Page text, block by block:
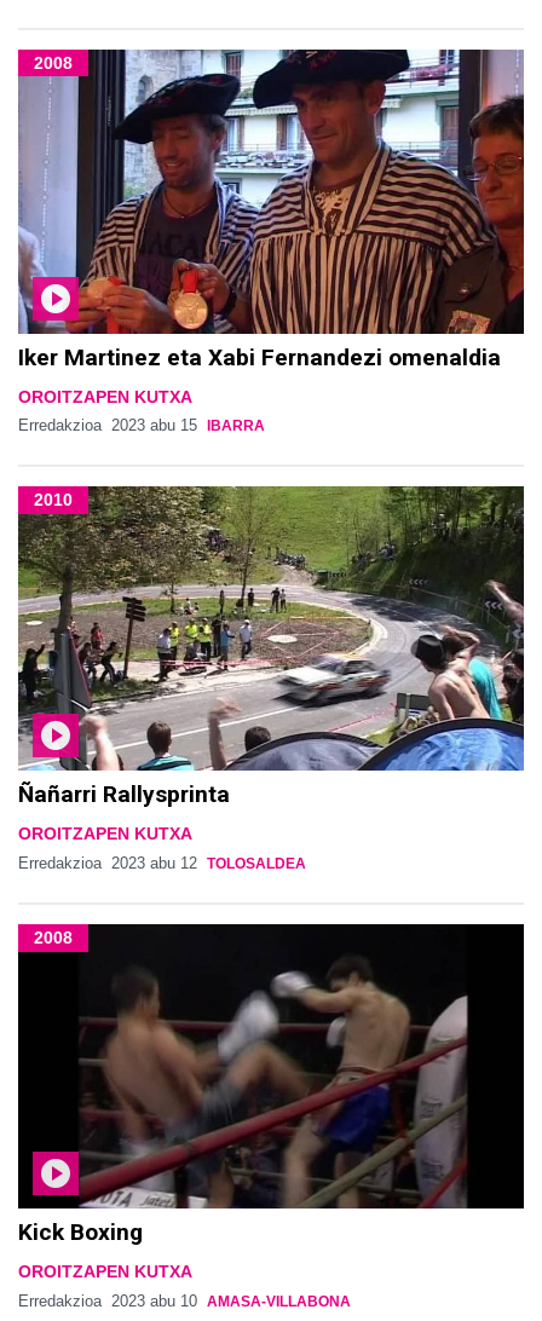
2008
Iker Martinez eta Xabi Fernandezi omenaldia
OROITZAPEN KUTXA
Erredakzioa 2023 abu 15 IBARRA
2010
Ñañarri Rallysprinta
OROITZAPEN KUTXA
Erredakzioa 2023 abu 12 TOLOSALDEA
2008
Kick Boxing
OROITZAPEN KUTXA
Erredakzioa 2023 abu 10 AMASA-VILLABONA